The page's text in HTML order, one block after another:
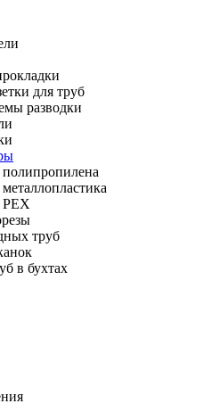
для труб
разводки
труб
в бухтах